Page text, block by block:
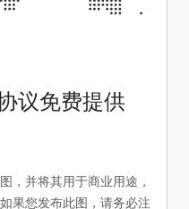
议免费提供
，并将其用于商业用途，
果您发布此图，请务必注